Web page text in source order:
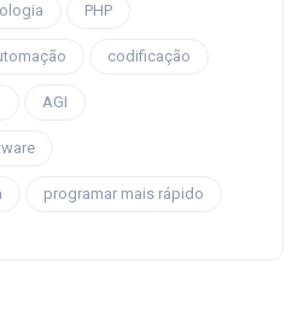
PHP
codificação
AGI
programar mais rápido